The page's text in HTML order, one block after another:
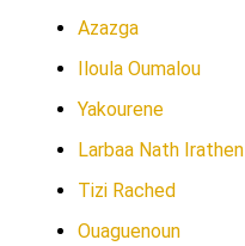
Azazga
Iloula Oumalou
Yakourene
Larbaa Nath Irathen
Tizi Rached
Ouaguenoun